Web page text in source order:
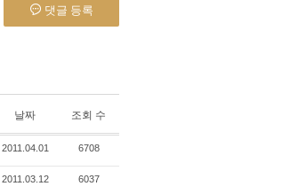
댓글 등록
날짜 조회 수
2011.04.01 6708
2011.03.12 6037